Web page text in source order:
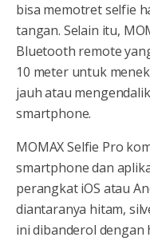
bisa memotret selfie
tangan. Selain itu,
Bluetooth remote
10 meter untuk
jauh atau
smartphone.
MOMAX Selfie Pro
smartphone dan
perangkat iOS atau
diantaranya hitam,
ini dibanderol dengan